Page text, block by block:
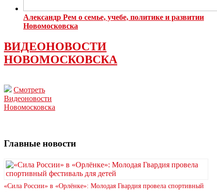
Александр Рем о семье, учебе, политике и развитии
Новомосковска
ВИДЕОНОВОСТИ
НОВОМОСКОВСКА
Смотреть
Видеоновости
Новомосковска
Главные новости
«Сила России» в «Орлёнке»: Молодая Гвардия провела спортивный